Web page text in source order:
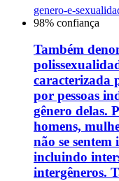
genero-e-
98% confiança
Também
caracterizada
por pessoas
gênero delas.
homens,
não se sentem
incluindo
intergêneros.